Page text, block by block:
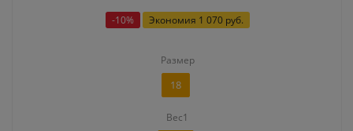
-10% Экономия 1 070 руб.
Размер
18
Вес1